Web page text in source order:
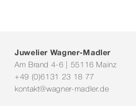
Juwelier Wagner-Madler
Am Brand 4-6 | 55116 Mainz
+49 (0)6131 23 18 77
kontakt@wagner-madler.de